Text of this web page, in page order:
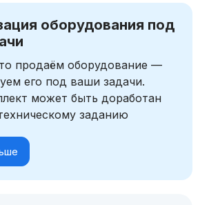
оборудования под
продаём оборудование —
его под ваши задачи.
может быть доработан
заданию